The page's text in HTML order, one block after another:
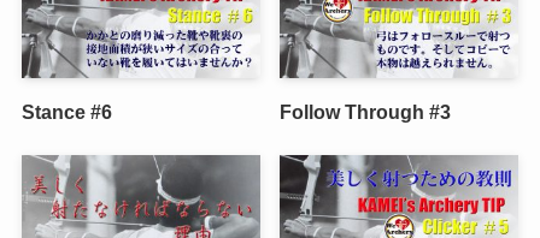
Stance #6 Follow Through #3